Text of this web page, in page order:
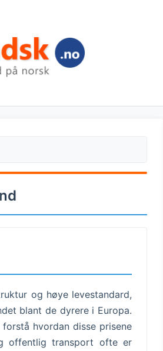
og høye levestandard,
blant de dyrere i Europa.
hvordan disse prisene
offentlig transport ofte er